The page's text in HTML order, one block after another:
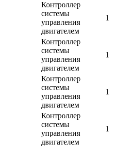
Контроллер
системы
управления
двигателем
1
Контроллер
системы
управления
двигателем
1
Контроллер
системы
управления
двигателем
1
Контроллер
системы
управления
двигателем
1